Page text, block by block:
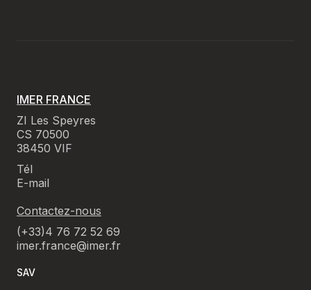
IMER FRANCE
ZI Les Speyres
CS 70500
38450 VIF
Tél
E-mail
Contactez-nous
(+33)4 76 72 52 69
imer.france@imer.fr
SAV